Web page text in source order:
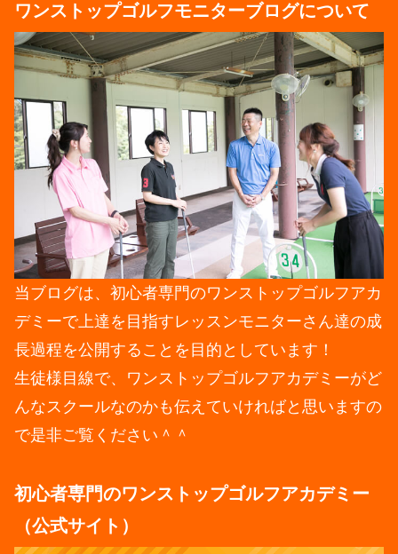
ワンストップゴルフモニターブログについて
当ブログは、初心者専門のワンストップゴルフアカ
デミーで上達を目指すレッスンモニターさん達の成
長過程を公開することを目的としています！
生徒様目線で、ワンストップゴルフアカデミーがど
んなスクールなのかも伝えていければと思いますの
で是非ご覧ください＾＾
初心者専門のワンストップゴルフアカデミー
（公式サイト）